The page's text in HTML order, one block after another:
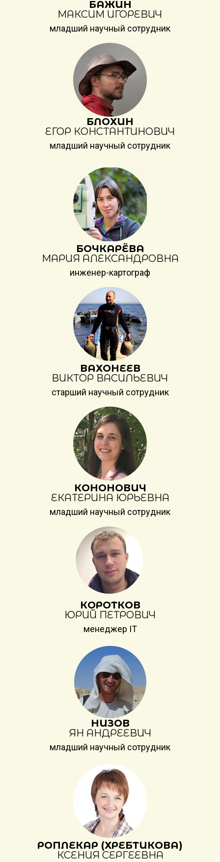
БАЖИН
МАКСИМ ИГОРЕВИЧ
младший научный сотрудник
БЛОХИН
ЕГОР КОНСТАНТИНОВИЧ
младший научный сотрудник
БОЧКАРЁВА
МАРИЯ АЛЕКСАНДРОВНА
инженер-картограф
ВАХОНЕЕВ
ВИКТОР ВАСИЛЬЕВИЧ
старший научный сотрудник
КОНОНОВИЧ
ЕКАТЕРИНА ЮРЬЕВНА
младший научный сотрудник
КОРОТКОВ
ЮРИЙ ПЕТРОВИЧ
менеджер IT
НИЗОВ
ЯН АНДРЕЕВИЧ
младший научный сотрудник
РОПЛЕКАР (ХРЕБТИКОВА)
КСЕНИЯ СЕРГЕЕВНА